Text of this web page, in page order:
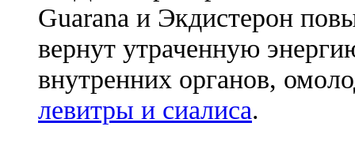
Guarana и Экдистерон
вернут утраченную
внутренних органов,
левитры и сиалиса.